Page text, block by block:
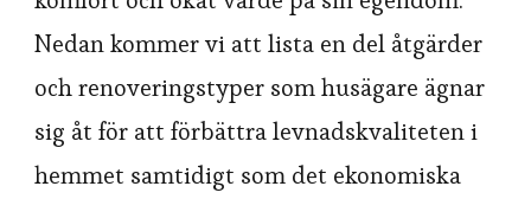
Nedan kommer vi att lista en del åtgärder
och renoveringstyper som husägare ägnar
sig åt för att förbättra levnadskvaliteten i
hemmet samtidigt som det ekonomiska